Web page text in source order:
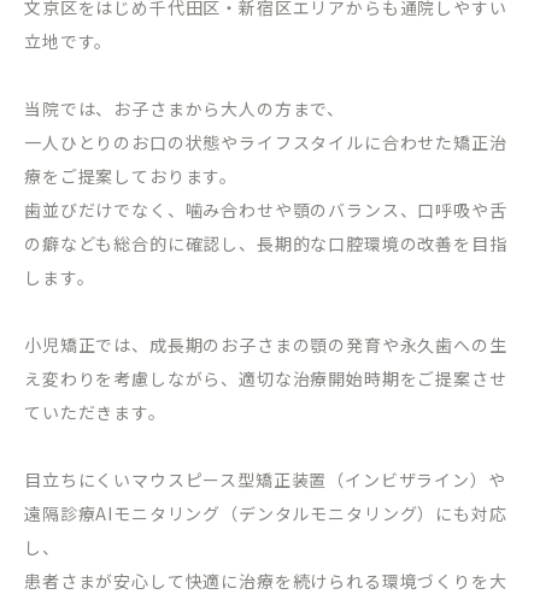
文京区をはじめ千代田区・新宿区エリアからも通院しやすい
立地です。
当院では、お子さまから大人の方まで、
一人ひとりのお口の状態やライフスタイルに合わせた矯正治
療をご提案しております。
歯並びだけでなく、噛み合わせや顎のバランス、口呼吸や舌
の癖なども総合的に確認し、長期的な口腔環境の改善を目指
します。
小児矯正では、成長期のお子さまの顎の発育や永久歯への生
え変わりを考慮しながら、適切な治療開始時期をご提案させ
ていただきます。
目立ちにくいマウスピース型矯正装置（インビザライン）や
遠隔診療AIモニタリング（デンタルモニタリング）にも対応
し、
患者さまが安心して快適に治療を続けられる環境づくりを大